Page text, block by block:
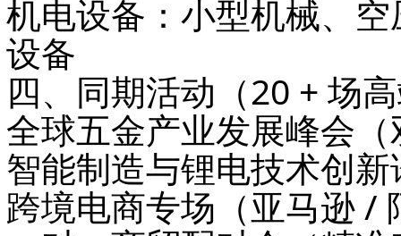
机电设备 ：小型机械、
设备
四、同期活动（20 + 场
全球五金产业发展峰会
智能制造与锂电技术创新
跨境电商专场（亚马逊 /